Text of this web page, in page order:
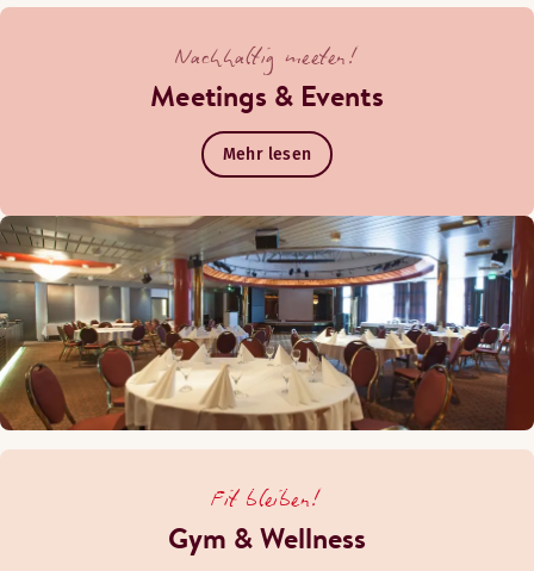
Nachhaltig meeten!
Meetings & Events
Mehr lesen
Fit bleiben!
Gym & Wellness